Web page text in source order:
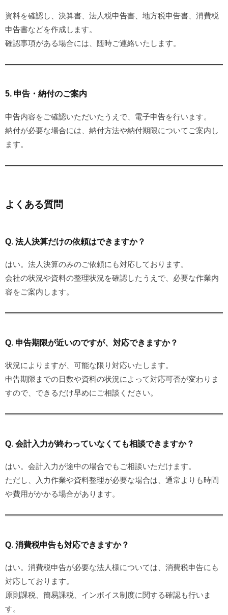
資料を確認し、決算書、法人税申告書、地方税申告書、消費税
申告書などを作成します。
確認事項がある場合には、随時ご連絡いたします。
5. 申告・納付のご案内
申告内容をご確認いただいたうえで、電子申告を行います。
納付が必要な場合には、納付方法や納付期限についてご案内し
ます。
よくある質問
Q. 法人決算だけの依頼はできますか？
はい。法人決算のみのご依頼にも対応しております。
会社の状況や資料の整理状況を確認したうえで、必要な作業内
容をご案内します。
Q. 申告期限が近いのですが、対応できますか？
状況によりますが、可能な限り対応いたします。
申告期限までの日数や資料の状況によって対応可否が変わりま
すので、できるだけ早めにご相談ください。
Q. 会計入力が終わっていなくても相談できますか？
はい。会計入力が途中の場合でもご相談いただけます。
ただし、入力作業や資料整理が必要な場合は、通常よりも時間
や費用がかかる場合があります。
Q. 消費税申告も対応できますか？
はい。消費税申告が必要な法人様については、消費税申告にも
対応しております。
原則課税、簡易課税、インボイス制度に関する確認も行いま
す。